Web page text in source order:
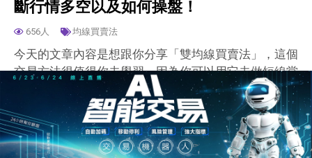
斷行情多空以及如何操盤！
656人 均線買賣法
今天的文章內容是想跟你分享「雙均線買賣法」，這個
交易方法很值得你去學習，因為你可以用它去做短線當
沖或是做波段，當然也可以應用在股票、期貨跟選擇權
上面，各種商品都可以應用，相信你只要學會後就能妥
善利用在…